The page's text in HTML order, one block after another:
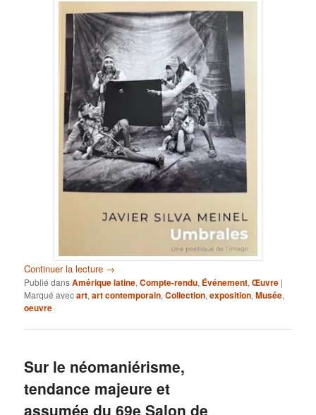
Continuer la lecture →
Publié dansAmérique latine,Compte-rendu, Événement,Œuvre |
Marqué avecart,art contemporain,Collection,exposition,Musée,
oeuvre
Sur le néomaniérisme,
tendance majeure et
assumée du 69e Salon de